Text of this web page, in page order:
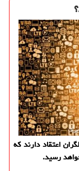
اعتقاد دارند كه